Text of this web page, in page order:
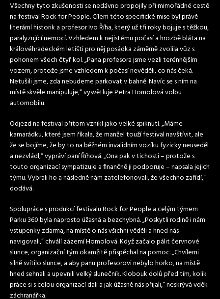
Všechny tyto zkušenosti se nedávno propojily při mimořádné cestě
na festival Rock for People. Cílem této specifické mise byl právě
literární historik a profesor Ivo Říha, který už tři roky bojuje s těžkou,
paralyzující nemocí. Vzhledem k nejistému počasí a hrozbě bláta na
královéhradeckém letišti pro něj posádka záměrně zvolila vůz s
pohonem všech čtyř kol. „Pana profesora jsme vezli terénnějším
vozem, protože jsme vzhledem k počasí nevěděli, co nás čeká.
Netušili jsme, zda nebudeme parkovat v bahně. Navíc se s ním na
místě skvěle manipuluje,“ vysvětluje Petra Homolová volbu
automobilu.
Odjezd na festival přitom vznikl jako velké spiknutí. „Máme
kamarádku, které jsem říkala, že manžel touží festival navštívit, ale
že se bojíme, že by to na běžném invalidním vozíku fyzicky neuseděl
a nezvládl,“ vypráví paní Říhová. „Ona pak v tichosti – protože s
touto organizací sympatizuje a finančně ji podporuje – napsala jejich
týmu. Vybrali ho a následně nám zatelefonovali, že všechno zařídí,“
dodává.
Spolupráce s produkcí festivalu Rock for People a celým týmem
Parku 360 byla naprosto úžasná a bezchybná. „Poskytli rodině i nám
vstupenky zdarma, na místě o nás všichni věděli a hned nás
navigovali,“ chválí zázemí Homolová. Když začalo pálit červnové
slunce, organizační tým okamžitě přispěchal na pomoc. „Chvílemi
silně svítilo slunce, a aby panu profesorovi nebylo horko, na místě
hned sehnali a upevnili velký slunečník. Klobouk dolů před tím, kolik
práce si s celou organizací dali a jak úžasně nás přijali,“ neskrývá vděk
záchranářka.